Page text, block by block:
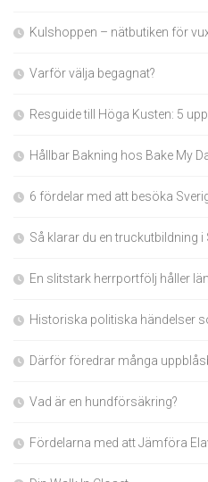
Kulshoppen – nätbutiken för
Varför välja begagnat?
Resguide till Höga Kusten: 5
Hållbar Bakning hos Bake My
6 fördelar med att besöka
Så klarar du en truckutbildning
En slitstark herrportfölj håller
Historiska politiska händelser
Därför föredrar många
Vad är en hundförsäkring?
Fördelarna med att Jämföra